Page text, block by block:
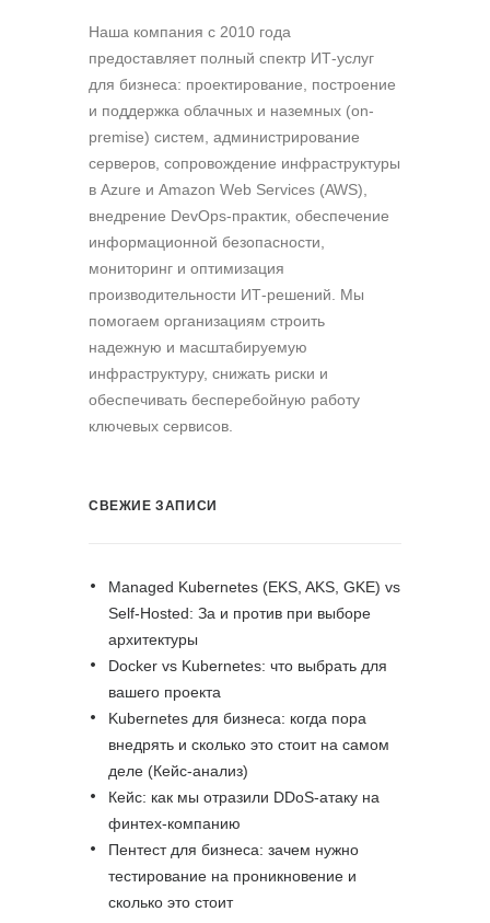
Наша компания c 2010 года
предоставляет полный спектр ИТ-услуг
для бизнеса: проектирование, построение
и поддержка облачных и наземных (on-
premise) систем, администрирование
серверов, сопровождение инфраструктуры
в Azure и Amazon Web Services (AWS),
внедрение DevOps-практик, обеспечение
информационной безопасности,
мониторинг и оптимизация
производительности ИТ-решений. Мы
помогаем организациям строить
надежную и масштабируемую
инфраструктуру, снижать риски и
обеспечивать бесперебойную работу
ключевых сервисов.
СВЕЖИЕ ЗАПИСИ
Managed Kubernetes (EKS, AKS, GKE) vs
Self-Hosted: За и против при выборе
архитектуры
Docker vs Kubernetes: что выбрать для
вашего проекта
Kubernetes для бизнеса: когда пора
внедрять и сколько это стоит на самом
деле (Кейс-анализ)
Кейс: как мы отразили DDoS-атаку на
финтех-компанию
Пентест для бизнеса: зачем нужно
тестирование на проникновение и
сколько это стоит